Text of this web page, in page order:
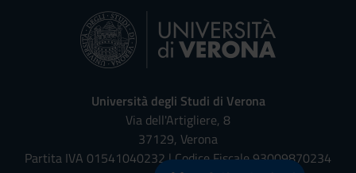
Università degli Studi di Verona
Via dell'Artigliere, 8
37129, Verona
Partita IVA 01541040232 | Codice Fiscale 93009870234